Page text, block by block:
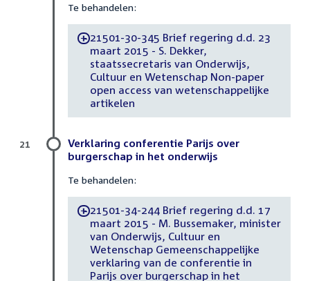
Te behandelen:
-21501-30-345 Brief regering d.d. 23
maart 2015 - S. Dekker,
staatssecretaris van Onderwijs,
Cultuur en Wetenschap Non-paper
open access van wetenschappelijke
artikelen
Verklaring conferentie Parijs over
burgerschap in het onderwijs
Te behandelen:
-21501-34-244 Brief regering d.d. 17
maart 2015 - M. Bussemaker, minister
van Onderwijs, Cultuur en
Wetenschap Gemeenschappelijke
verklaring van de conferentie in
Parijs over burgerschap in het
21